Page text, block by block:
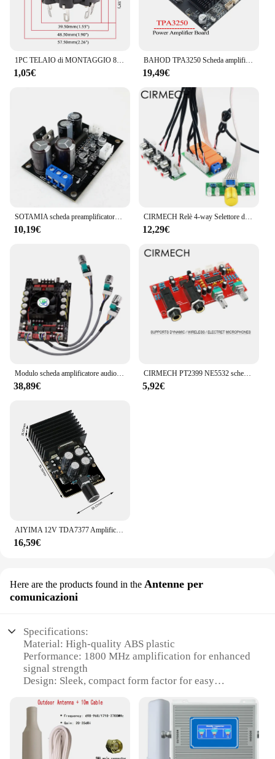
1PC TELAIO di MONTAGGIO 8pin P8A Tubo di Plastica presa Per AD1 EL5 AZ4 EF1 EF6 EL8 EL3 Hifi FAI DA TE Vintage tubo Amplificatore
1,05€
BAHOD TPA3250 Scheda amplificatore di potenza Stereo 2.0 Amplificatore audio Classe D Amplificatori audio Altoparlante Home Theater Amp 130Wx2
19,49€
SOTAMIA scheda preamplificatore Phono in vinile MM MC amplificatore Phono fonografo testa ingrandimento preamplificatore giradischi in vinile
10,19€
CIRMECH Relè 4-way Selettore di Segnale di Ingresso Audio di Commutazione di Ingresso Audio RCA Selezione Bordo del Rotary di commutazione per Amplificatori
12,29€
Modulo scheda amplificatore audio Bluetooth senza perdita di grado febbre 220Wx2 Regolazione stereo dei bassi alti e bassi TPA3251
38,89€
CIRMECH PT2399 NE5532 scheda Karaoke Microfono amplificatore Scheda Preamplificatore kit scheda di Riverbero eco e Finito opzionale
5,92€
16,59€
Here are the products found in the Antenne per
comunicazioni
Specifications:
Material: High-quality ABS plastic
Performance: 1800 MHz amplification for enhanced
signal strength
Design: Sleek, compact form factor for easy
Category: Wireless networking equipment
Parts and Accessories: Includes 2 high-gain
antennas for optimal coverage
Usage and Purpose: Ideal for commercial or
residential Wi-Fi networks